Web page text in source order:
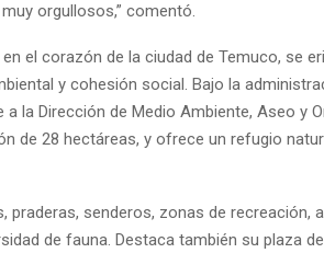
orgullosos,” comentó.
el corazón de la ciudad de Temuco, se
y cohesión social. Bajo la
la Dirección de Medio Ambiente, Aseo y
de 28 hectáreas, y ofrece un refugio
praderas, senderos, zonas de recreación,
de fauna. Destaca también su plaza